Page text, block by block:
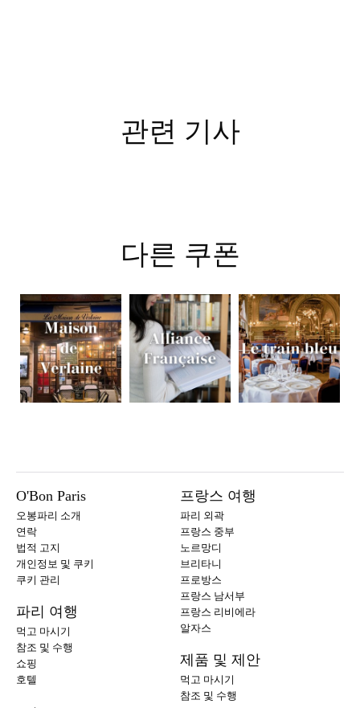
관련 기사
다른 쿠폰
O'Bon Paris
오봉파리 소개
연락
법적 고지
개인정보 및 쿠키
쿠키 관리
파리 여행
먹고 마시기
참조 및 수행
쇼핑
호텔
프랑스 여행
파리 외곽
프랑스 중부
노르망디
브리타니
프로방스
프랑스 남서부
프랑스 리비에라
알자스
제품 및 제안
먹고 마시기
참조 및 수행